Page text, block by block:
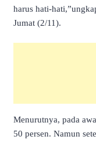
harus hati-
Jumat (2/11).
Menurutnya, pada
50 persen. Namun